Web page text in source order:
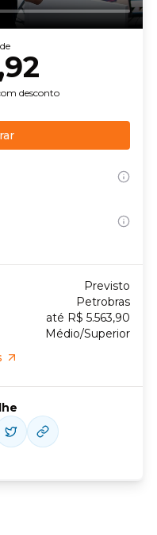
desconto
Previsto
Petrobras
até R$ 5.563,90
Médio/Superior